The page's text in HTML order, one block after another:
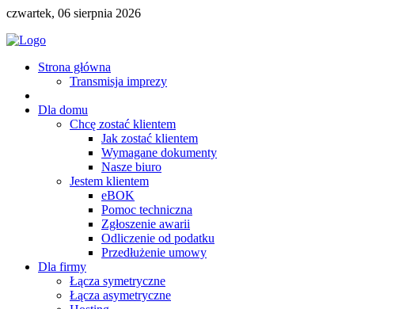
czwartek, 06 sierpnia 2026
Strona główna
Transmisja imprezy
Dla domu
Chcę zostać klientem
Jak zostać klientem
Wymagane dokumenty
Nasze biuro
Jestem klientem
eBOK
Pomoc techniczna
Zgłoszenie awarii
Odliczenie od podatku
Przedłużenie umowy
Dla firmy
Łącza symetryczne
Łącza asymetryczne